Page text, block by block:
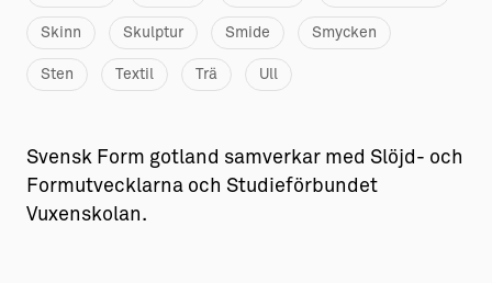
Almedalsveckan
Medeltidsveckan
Allt om livet på Ön
→ Fritidsliv
→ Idrottsliv
→ Tonårsliv
Skinn Skulptur Smide Smycken
Sten Textil Trä Ull
Svensk Form gotland samverkar med Slöjd- och
Formutvecklarna och Studieförbundet
Vuxenskolan.